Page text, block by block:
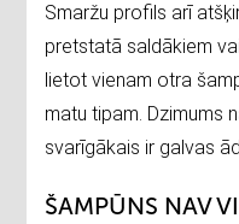
Smaržu profils arī
pretstatā saldākiem
lietot vienam otra
matu tipam. Dzimums
svarīgākais ir galvas
ŠAMPŪNS NAV